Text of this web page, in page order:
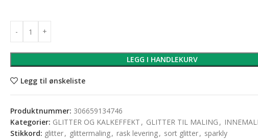
LEGG I HANDLEKURV
Legg til ønskeliste
Produktnummer: 306659134746
Kategorier: GLITTER OG KALKEFFEKT , GLITTER TIL MALING ,
Stikkord: glitter, glittermaling, rask levering, sort glitter, sparkly